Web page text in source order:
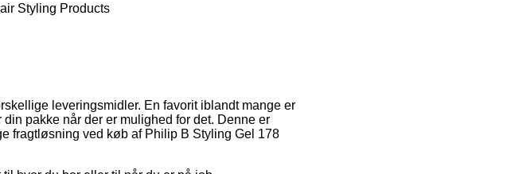
Styling Products
leveringsmidler. En favorit iblandt mange er
pakke når der er mulighed for det. Denne er
fragtløsning ved køb af Philip B Styling Gel 178